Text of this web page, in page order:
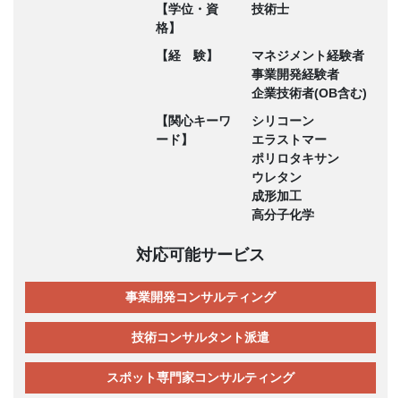
【学位・資
格】
技術士
【経 験】
マネジメント経験者
事業開発経験者
企業技術者(OB含む)
【関心キーワ
ード】
シリコーン
エラストマー
ポリロタキサン
ウレタン
成形加工
高分子化学
対応可能サービス
事業開発コンサルティング
技術コンサルタント派遣
スポット専門家コンサルティング